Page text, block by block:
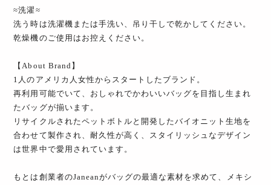
≈洗濯≈
洗う時は洗濯機または手洗い、吊り干しで乾かしてください。
乾燥機のご使用はお控えください。
【About Brand】
1人のアメリカ人女性からスタートしたブランド。
再利用可能でいて、おしゃれでかわいいバッグを目指し生まれ
たバッグが揃います。
リサイクルされたペットボトルと開発したバイオニット生地を
合わせて製作され、耐久性が高く、スタイリッシュなデザイン
は世界中で愛用されています。
もとは創業者のJaneanがバッグの最適な素材を求めて、メキシ